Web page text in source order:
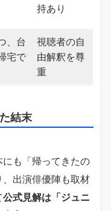
持あり
、台
宅で
視聴者の自
由解釈を尊
重
結末
も「帰ってきたの
出演俳優陣も取材
公式見解は「ジュニ